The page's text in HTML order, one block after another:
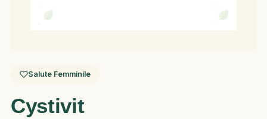
Salute Femminile
Cystivit